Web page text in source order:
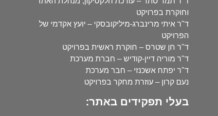
וחוקרת בפרויקט
ד"ר איתי מרינברג-מיליקובסקי – יועץ אקדמי של
הפרויקט
ד"ר חן שטרס – חוקרת ראשית בפרויקט
ד"ר מוריה דיין-קודיש – חברת מערכת
ד"ר יפתח אשכנזי – חבר מערכת
נעם קרון – עוזרת מחקר בפרויקט
בעלי תפקידים באתר: